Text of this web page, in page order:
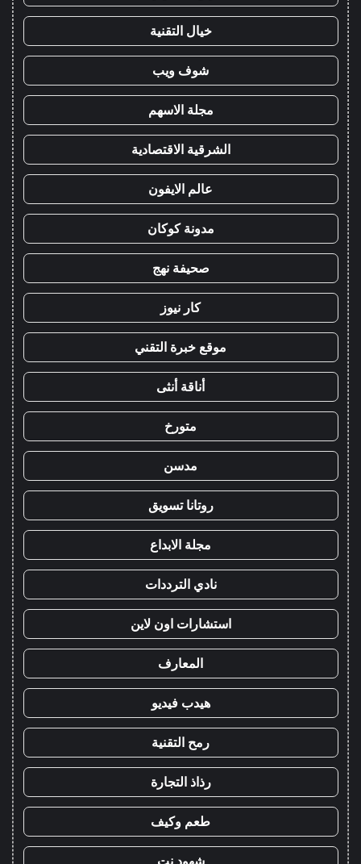
خيال التقنية
شوف ويب
مجلة الاسهم
الشرقية الاقتصادية
عالم الايفون
مدونة كوكان
صحيفة نهج
كار نيوز
موقع خبرة التقني
أناقة أنثى
متورخ
مدسن
روتانا تسويق
مجلة الابداع
نادي الترددات
استشارات اون لاين
المعارف
هيدب فيديو
رمح التقنية
رذاذ التجارة
طعم وكيف
شهود نت